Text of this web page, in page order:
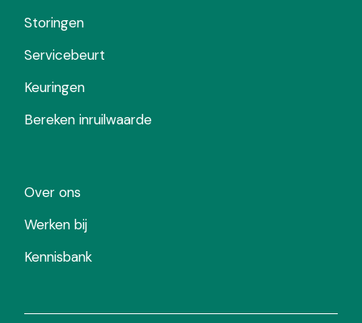
Storingen
Servicebeurt
Keuringen
Bereken inruilwaarde
Over ons
Werken bij
Kennisbank